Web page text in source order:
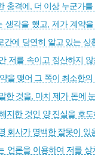
충격에, 더 이상 누군가
생각을 했고, 제가 계약
간에 당연히 알고 있는 상
저를 속이고 정산하지
을 맺어 그 쪽이 최소한
한 것을, 마치 제가 돈에
지한 것인 양 진실을 호
회사가 명백한 잘못이 있
언론을 이용하여 저를